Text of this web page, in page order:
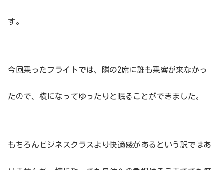
す。
今回乗ったフライトでは、隣の2席に誰も乗客が来なかっ
たので、横になってゆったりと眠ることができました。
もちろんビジネスクラスより快適感があるという訳ではあ